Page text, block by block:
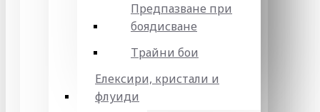
Предпазване при
боядисване
Трайни бои
Елексири, кристали и
флуиди